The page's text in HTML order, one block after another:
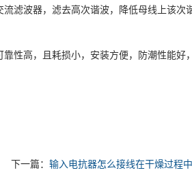
波器，滤去高次谐波，降低母线上该次
高，且耗损小，安装方便，防潮性能好
下一篇：输入电抗器怎么接线在干燥过程